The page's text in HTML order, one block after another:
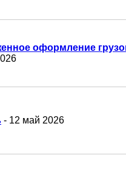
оформление
- 12 май 2026